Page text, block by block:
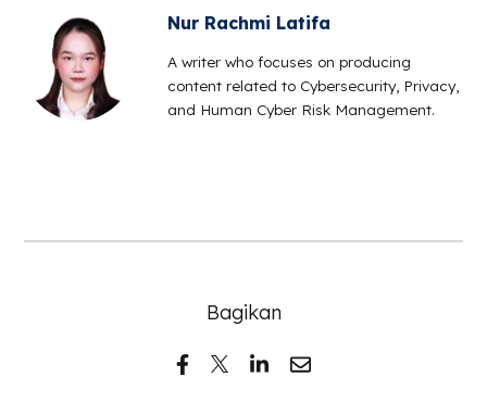
Nur Rachmi Latifa
A writer who focuses on producing
content related to Cybersecurity, Privacy,
and Human Cyber Risk Management.
Bagikan